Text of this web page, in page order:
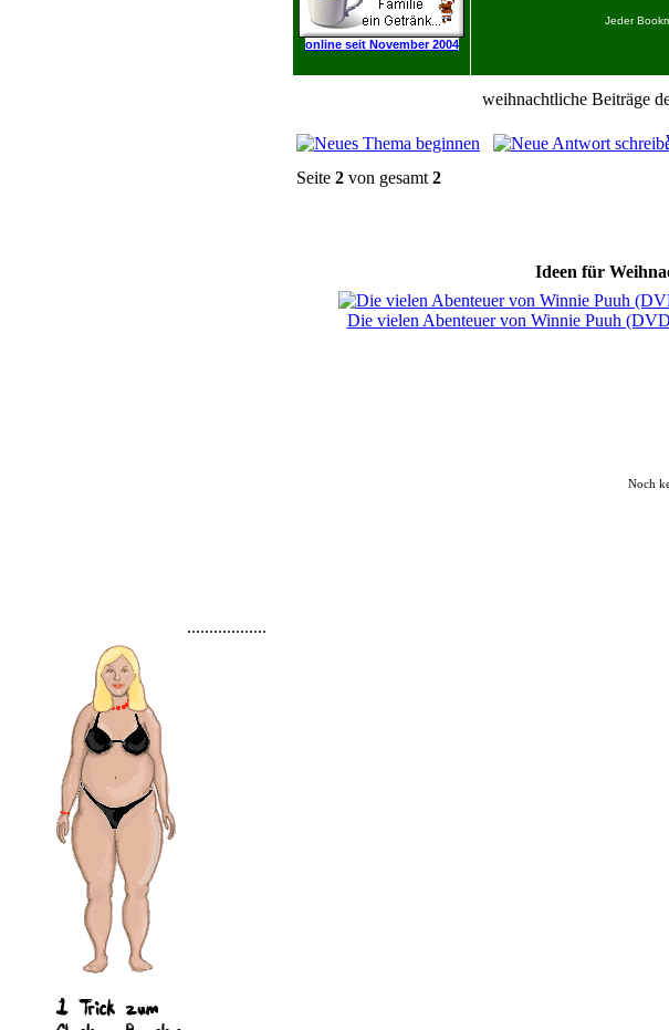
..................
online seit November 2004
Jeder
weihnachtliche Beiträge
Seite 2 von gesamt 2
Ideen für
Die vielen Abenteuer von Winnie Puuh
Noch